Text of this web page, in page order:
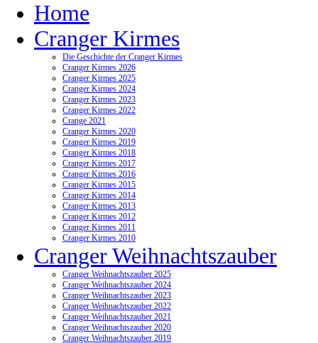
Home
Cranger Kirmes
Die Geschichte der Cranger Kirmes
Cranger Kirmes 2026
Cranger Kirmes 2025
Cranger Kirmes 2024
Cranger Kirmes 2023
Cranger Kirmes 2022
Crange 2021
Cranger Kirmes 2020
Cranger Kirmes 2019
Cranger Kirmes 2018
Cranger Kirmes 2017
Cranger Kirmes 2016
Cranger Kirmes 2015
Cranger Kirmes 2014
Cranger Kirmes 2013
Cranger Kirmes 2012
Cranger Kirmes 2011
Cranger Kirmes 2010
Cranger Weihnachtszauber
Cranger Weihnachtszauber 2025
Cranger Weihnachtszauber 2024
Cranger Weihnachtszauber 2023
Cranger Weihnachtszauber 2022
Cranger Weihnachtszauber 2021
Cranger Weihnachtszauber 2020
Cranger Weihnachtszauber 2019